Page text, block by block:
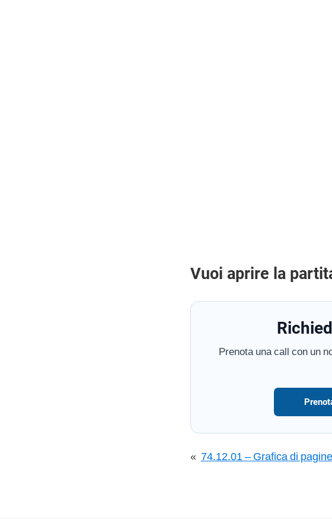
Vuoi aprire la
Prenota una call con un
« 74.12.01 – Grafica di